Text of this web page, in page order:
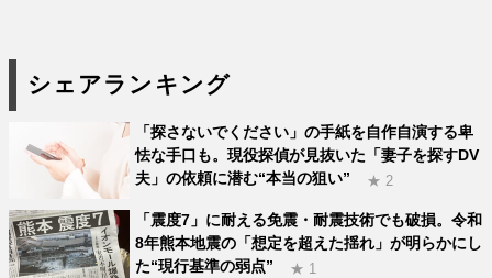
シェアランキング
「探さないでください」の手紙を自作自演する卑
怯な手口も。現役探偵が見抜いた「妻子を探すDV
夫」の依頼に潜む“本当の狙い”
★ 2
「震度7」に耐える免震・耐震技術でも破損。令和
8年熊本地震の「想定を超えた揺れ」が明らかにし
た“現行基準の弱点”
★ 1